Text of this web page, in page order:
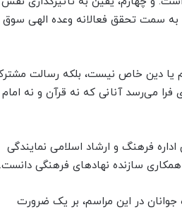
و به سمت تحقق فعالانه وعده الهی سوق
یا دین خاص نیست، بلکه رسالت
می‌رسد آنانی که نه قرآن و نه امام
فرهنگ و ارشاد اسلامی نمایندگی
همکاری سازنده نهادهای فرهنگی دانست.
جوانان در این مراسم، بر یک ضرورت